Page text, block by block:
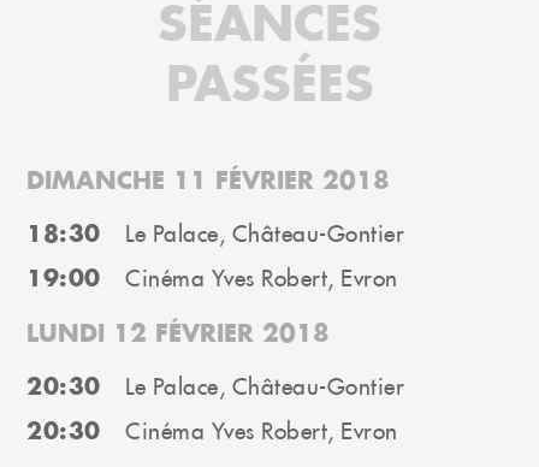
SÉANCES
PASSÉES
DIMANCHE 11 FÉVRIER 2018
18:30 Le Palace, Château-Gontier
19:00 Cinéma Yves Robert, Evron
LUNDI 12 FÉVRIER 2018
20:30 Le Palace, Château-Gontier
20:30 Cinéma Yves Robert, Evron